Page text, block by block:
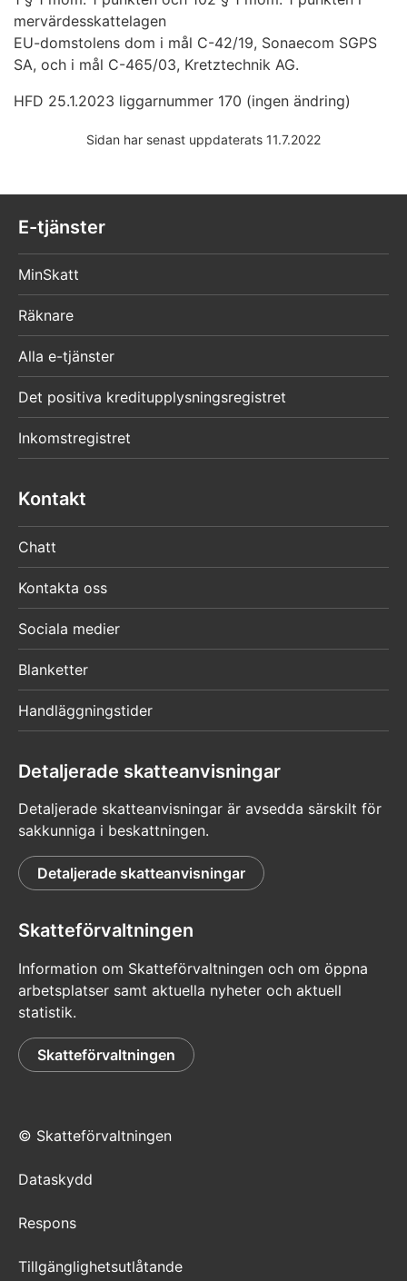
mervärdesskattelagen
EU-domstolens dom i mål C-42/19, Sonaecom SGPS
SA, och i mål C-465/03, Kretztechnik AG.
HFD 25.1.2023 liggarnummer 170 (ingen ändring)
Sidan har senast uppdaterats 11.7.2022
E-tjänster
MinSkatt
Räknare
Alla e-tjänster
Det positiva kreditupplysningsregistret
Inkomstregistret
Kontakt
Chatt
Kontakta oss
Sociala medier
Blanketter
Handläggningstider
Detaljerade skatteanvisningar
Detaljerade skatteanvisningar är avsedda särskilt för
sakkunniga i beskattningen.
Detaljerade skatteanvisningar
Skatteförvaltningen
Information om Skatteförvaltningen och om öppna
arbetsplatser samt aktuella nyheter och aktuell
statistik.
Skatteförvaltningen
© Skatteförvaltningen
Dataskydd
Respons
Tillgänglighetsutlåtande